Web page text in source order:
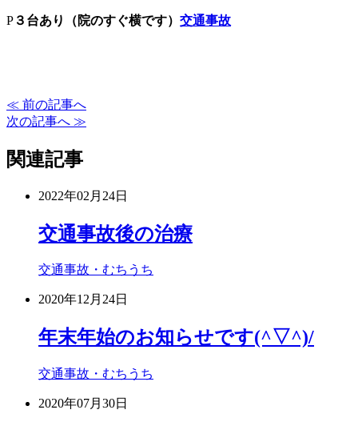
P ３台あり（院のすぐ横です） 交通事故
≪ 前の記事へ
次の記事へ ≫
関連記事
2022年02月24日
交通事故後の治療
交通事故・むちうち
2020年12月24日
年末年始のお知らせです(^▽^)/
交通事故・むちうち
2020年07月30日